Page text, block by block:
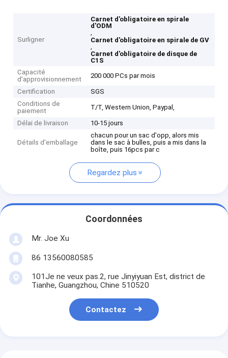
Surligner
Carnet d'obligatoire en spirale
d'ODM
,
Carnet d'obligatoire en spirale de GV
,
Carnet d'obligatoire de disque de
C1S
Capacité
d'approvisionnement
200 000 PCs par mois
Certification
SGS
Conditions de
paiement
T/T, Western Union, Paypal,
Délai de livraison 10-15 jours
Détails d'emballage
chacun pour un sac d'opp, alors mis
dans le sac à bulles, puis a mis dans la
boîte, puis 16pcs par c
Regardez plus
Coordonnées
Mr. Joe Xu
86 13560080585
101Je ne veux pas.2, rue Jinyiyuan Est, district de
Tianhe, Guangzhou, Chine 510520
Contactez